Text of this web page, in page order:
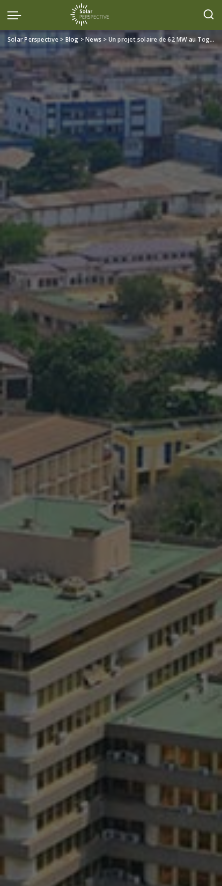
Solar Perspective> Blog >News > Un projet solaire de 62 MW au Togo franchit un cap décisif grâce à la garantie d’ATIDI